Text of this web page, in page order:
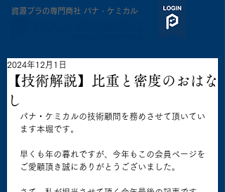
​資源プラの専門商社 パナ・ケミカル
【技術解説】比重と密度のおはな
し
2024年12月1日
パナ・ケミカルの技術顧問を務めさせて頂いてい
ます本堀です。
早くも年の暮れですが、今年もこの会員ページを
ご愛顧頂き誠にありがとうございました。